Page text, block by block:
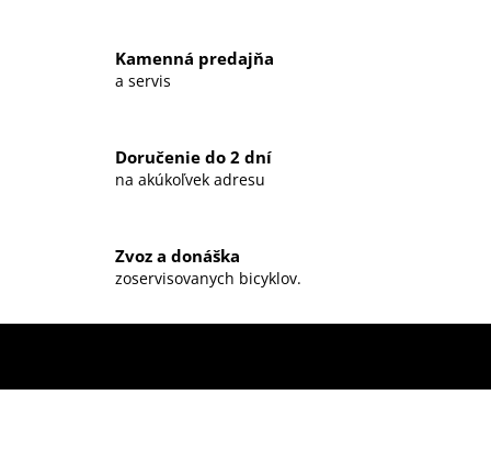
p
r
y
v
ý
s
u
Kamenná predajňa
a servis
Doručenie do 2 dní
na akúkoľvek adresu
Zvoz a donáška
zoservisovanych bicyklov.